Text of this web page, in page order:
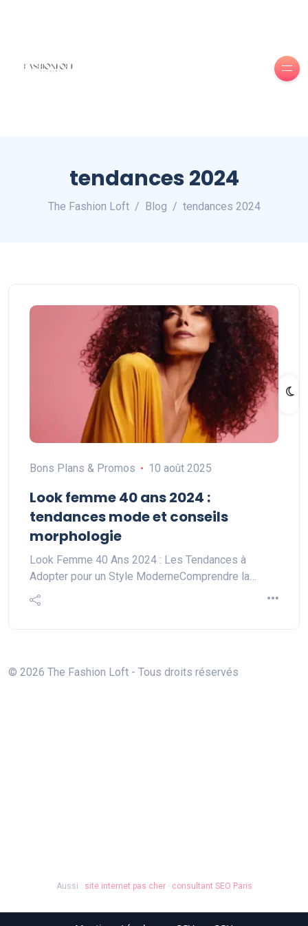
tendances 2024
The Fashion Loft Blog tendances 2024
Bons Plans & Promos 10 août 2025
Look femme 40 ans 2024 :
tendances mode et conseils
morphologie
Look Femme 40 Ans 2024 : Les Tendances à
Adopter pour un Style ModerneComprendre la…
© 2026 The Fashion Loft - Tous droits réservés
Aussi : site internet pas cher· consultant SEO Paris